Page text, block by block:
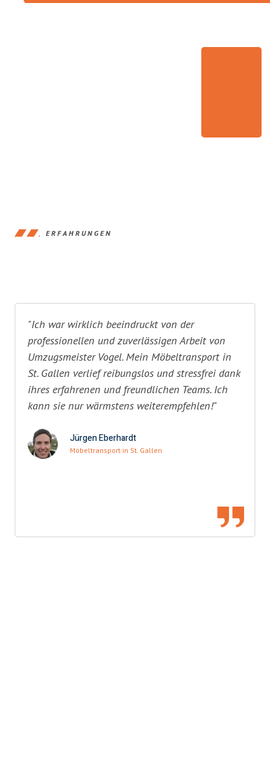
ERFAHRUNGEN
"Ich war wirklich beeindruckt von der
professionellen und zuverlässigen Arbeit von
Umzugsmeister Vogel. Mein Möbeltransport in
St. Gallen verlief reibungslos und stressfrei dank
ihres erfahrenen und freundlichen Teams. Ich
kann sie nur wärmstens weiterempfehlen!"
Jürgen Eberhardt
Möbeltransport in St. Gallen